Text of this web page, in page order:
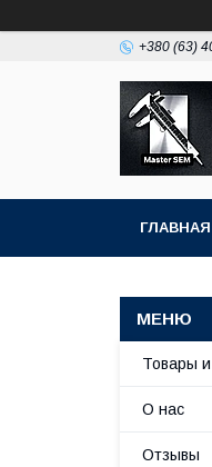
+380 (63)
ГЛАВНАЯ
Товары и
О нас
Отзывы